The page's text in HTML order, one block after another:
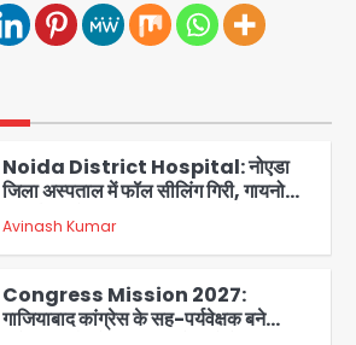
Noida Sector 105: हाई कोर्ट जज व पूर्व
कैबिनेट सेक्रेटरी ने बच्चों संग चलाया सफाई
Noida District Hospital: नोएडा
जिला अस्पताल में फॉल सीलिंग गिरी, गायनो
OT गैलरी में बड़ा हादसा टला; मरीजों की सुरक्षा
पर उठे सवाल
Avinash Kumar
Congress Mission 2027:
गाजियाबाद कांग्रेस के सह-पर्यवेक्षक बने
सतेन्द्र शर्मा, गौतमबुद्धनगर नेताओं ने जताया